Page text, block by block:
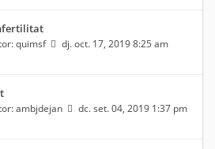
quimsf
dj. oct. 17, 2019 8:25 am
ambjdejan
dc. set. 04, 2019 1:37 pm